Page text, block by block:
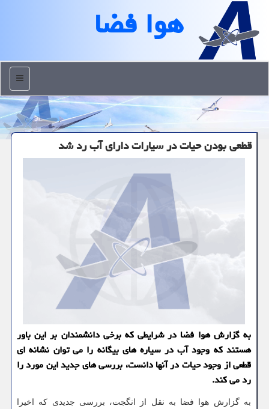
هوا فضا
منو
قطعی بودن حیات در سیارات دارای آب رد شد
به گزارش هوا فضا در شرایطی كه برخی دانشمندان بر این باور
هستند كه وجود آب در سیاره های بیگانه را می توان نشانه ای
قطعی از وجود حیات در آنها دانست، بررسی های جدید این مورد را
رد می كند.
به گزارش هوا فضا به نقل از انگجت، بررسی جدیدی كه اخیرا